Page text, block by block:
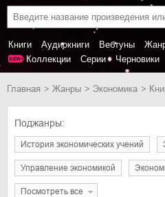
Книги Аудиокниги Вебтуны
Коллекции
Серии Черновики
Главная Жанры экономика
Поджанры:
история экономических учений
управление экономикой
Посмотреть все